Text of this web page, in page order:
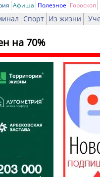
Афиша Полезное Гороскоп
Спорт Из жизни
на 70%